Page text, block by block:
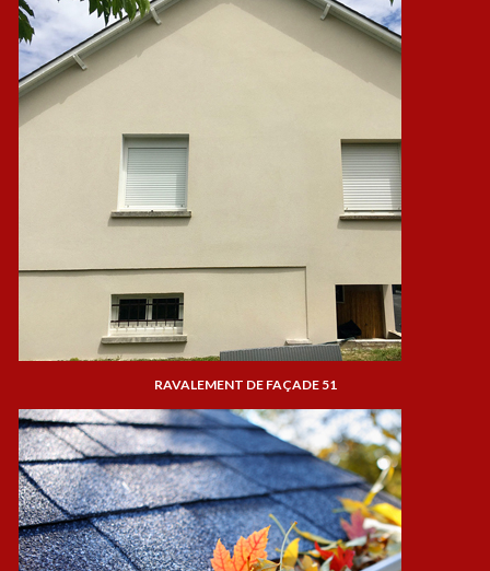
RAVALEMENT DE FAÇADE 51